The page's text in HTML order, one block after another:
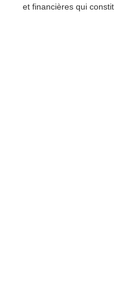
et financières qui